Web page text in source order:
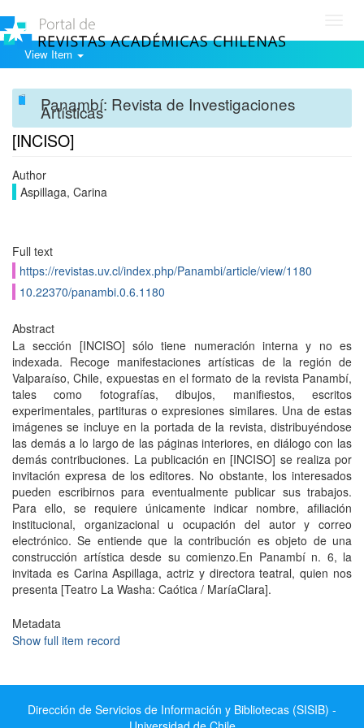
View Item
Panambí: Revista de Investigaciones
Artísticas
[INCISO]
Author
Aspillaga, Carina
Full text
https://revistas.uv.cl/index.php/Panambi/article/view/1180
10.22370/panambi.0.6.1180
Abstract
La sección [INCISO] sólo tiene numeración interna y no es
indexada. Recoge manifestaciones artísticas de la región de
Valparaíso, Chile, expuestas en el formato de la revista Panambí,
tales como fotografías, dibujos, manifiestos, escritos
experimentales, partituras o expresiones similares. Una de estas
imágenes se incluye en la portada de la revista, distribuyéndose
las demás a lo largo de las páginas interiores, en diálogo con las
demás contribuciones. La publicación en [INCISO] se realiza por
invitación expresa de los editores. No obstante, los interesados
pueden escribirnos para eventualmente publicar sus trabajos.
Para ello, se requiere únicamente indicar nombre, afiliación
institucional, organizacional u ocupación del autor y correo
electrónico. Se entiende que la contribución es objeto de una
construcción artística desde su comienzo.En Panambí n. 6, la
invitada es Carina Aspillaga, actriz y directora teatral, quien nos
presenta [Teatro La Washa: Caótica / MaríaClara].
Metadata
Show full item record
Dirección de Servicios de Información y Bibliotecas (SISIB) -